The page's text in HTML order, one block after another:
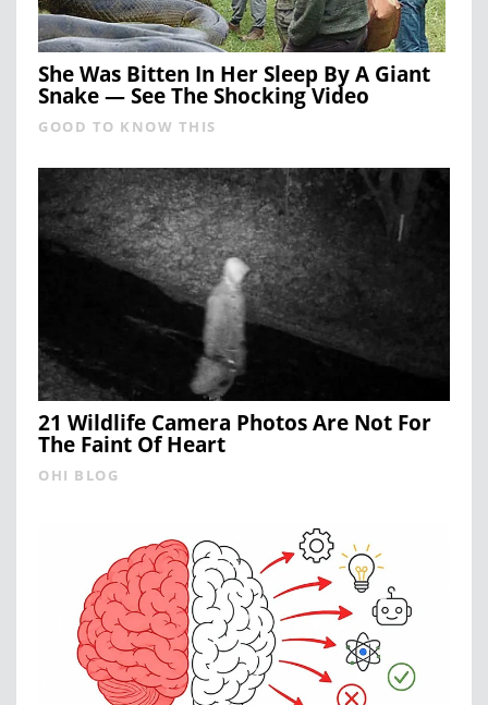
She Was Bitten In Her Sleep By A Giant
Snake — See The Shocking Video
GOOD TO KNOW THIS
21 Wildlife Camera Photos Are Not For
The Faint Of Heart
OHI BLOG